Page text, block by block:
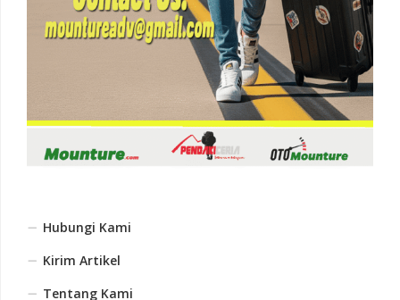
Hubungi Kami
Kirim Artikel
Tentang Kami